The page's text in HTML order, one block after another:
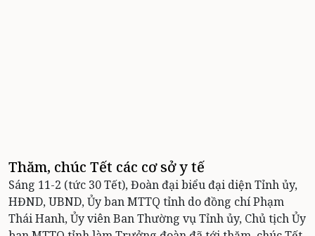
Thăm, chúc Tết các cơ sở y tế
Sáng 11-2 (tức 30 Tết), Đoàn đại biểu đại diện Tỉnh ủy,
HĐND, UBND, Ủy ban MTTQ tỉnh do đồng chí Phạm
Thái Hanh, Ủy viên Ban Thường vụ Tỉnh ủy, Chủ tịch Ủy